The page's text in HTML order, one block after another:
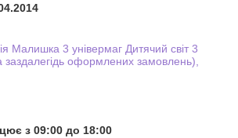
Малишка 3 універмаг Дитячий світ 3
заздалегідь оформлених замовлень),
з 09:00 до 18:00